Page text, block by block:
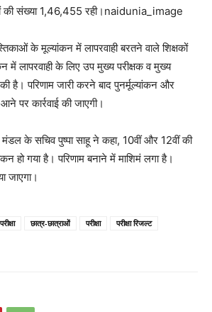
की संख्या 1,46,455 रही।naidunia_image
के मूल्यांकन में लापरवाही बरतने वाले शिक्षकों
में लापरवाही के लिए उप मुख्य परीक्षक व मुख्य
है। परिणाम जारी करने बाद पुनर्मूल्यांकन और
पर कार्रवाई की जाएगी।
मंडल के सचिव पुष्पा साहू ने कहा, 10वीं और 12वीं की
हो गया है। परिणाम बनाने में माशिमं लगा है।
जाएगा।
छात्र-छात्राओं परीक्षा
परीक्षा रिजल्‍ट